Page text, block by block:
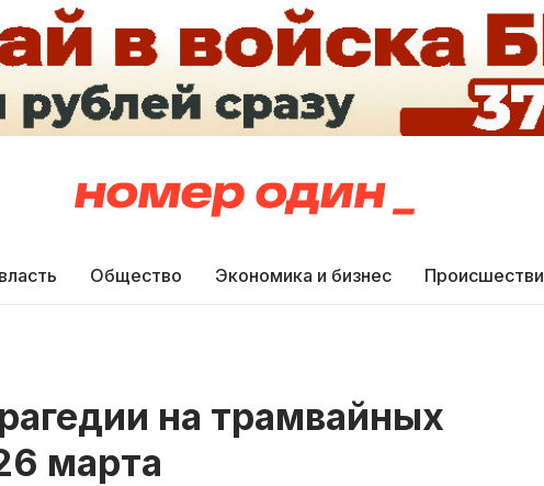
Общество Экономика и бизнес
на трамвайных
марта